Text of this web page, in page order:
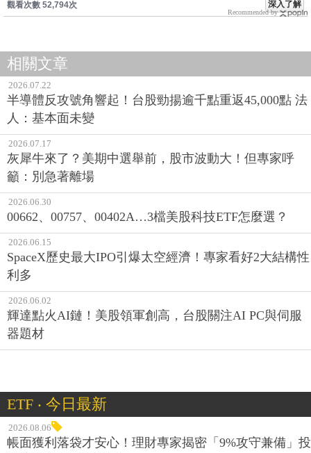
觀看次數 52,794次 深入了解
Recommended by
相關文章
2026.07.22
半導體反攻號角響起！台股勁揚逾千點重返45,000點 法
人：基本面未變
2026.07.17
灰犀牛來了？美期中選舉前，股市波動大！但專家呼
籲：別急著離場
2026.06.30
00662、00757、00402A…3檔美股科技ETF怎麼選？
2026.06.15
SpaceX歷史最大IPO引爆太空經濟！專家看好2大結構性
利多
2026.06.02
輝達點火AI鏈！美股領軍創高，台股關注AI PC與伺服
器題材
ETF ‧ 今日最新
2026.08.06
帳面獲利落袋才安心！理財專家揭密「9%攻守兼備」投